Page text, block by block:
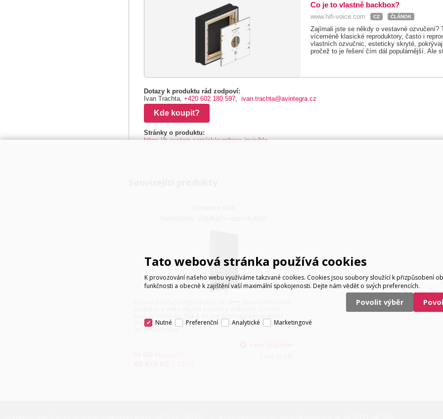
Co je to vlastně backbox?
www.hifi-voice.com CZ ČLÁNOK
Zajímali jste se někdy o vestavné ozvučení?
víceméně klasické reproduktory, často i
vlastních ozvučnic, esteticky skryté,
pročež to je řešení čím dál populárnější. Ale
Dotazy k produktu rád zodpoví:
Ivan Trachta, +420 602 180 597, ivan.trachta@avintegra.cz
Kde koupit?
Stránky o produktu:
https://b-system.com/sk/euroboxx-invisible
Wave Flex umí podat bezkonkurenční výkon v rozmezí
Tato webová stránka používá cookies
K provozování našeho webu využíváme takzvané cookies. Cookies jsou soubory sloužící k přizpůsobení
funkčnosti a obecně k zajištění vaší maximální spokojenosti. Dejte nám vědět o svých preferencích.
Povolit výběr
Nutné Preferenční Analytické Marketingové